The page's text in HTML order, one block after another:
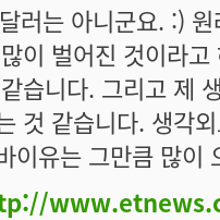
러는 아니군요. :)
이 벌어진 것이라
습니다. 그리고 제
것 같습니다. 생각
이유는 그만큼 많이